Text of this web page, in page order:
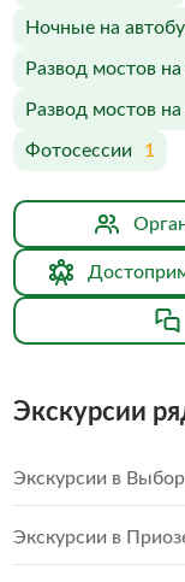
Ночные на
Развод мостов на
Развод мостов
Фотосессии 1
Экскурсии
Экскурсии в
Экскурсии в